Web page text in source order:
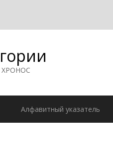
ХРОНОС
Алфавитный указатель